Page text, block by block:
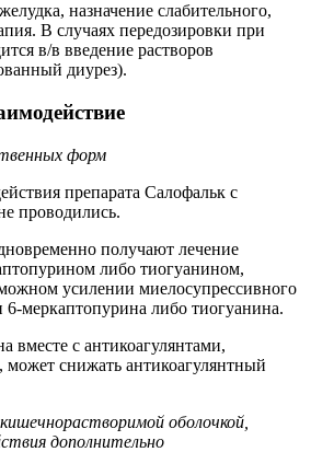
назначение слабительного,
В случаях передозировки при
в/в введение растворов
диурез).
форм
препарата Салофальк с
проводились.
получают лечение
либо тиогуанином,
усилении миелосупрессивного
6-меркаптопурина либо тиогуанина.
вместе с антикоагулянтами,
снижать антикоагулянтный
оболочкой,
дополнительно